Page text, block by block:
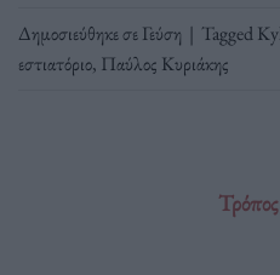
Δημοσιεύθηκε σεΓεύση | Tagged
εστιατόριο, Παύλος Κυριάκης